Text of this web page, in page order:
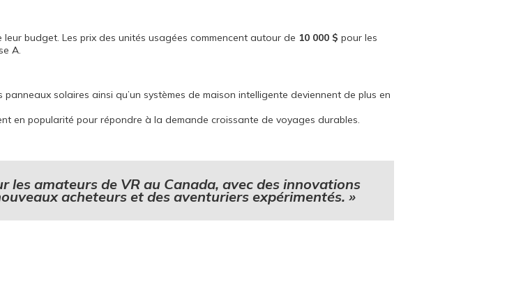
budget. Les prix des unités usagées commencent autour de 10 000 $ pour les
A.
solaires ainsi qu’un systèmes de maison intelligente deviennent de plus en
en popularité pour répondre à la demande croissante de voyages durables.
les amateurs de VR au Canada, avec des innovations
acheteurs et des aventuriers expérimentés. »